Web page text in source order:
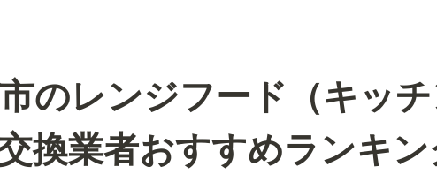
のレンジフード（キッ
換業者おすすめランキ